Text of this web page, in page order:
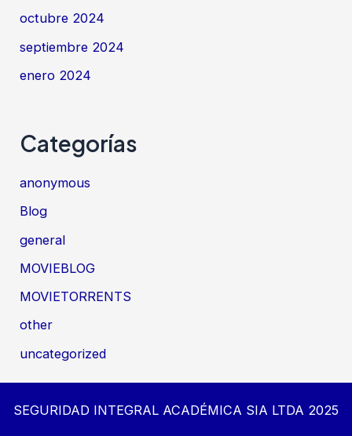
octubre 2024
septiembre 2024
enero 2024
Categorías
anonymous
Blog
general
MOVIEBLOG
MOVIETORRENTS
other
uncategorized
SEGURIDAD INTEGRAL ACADÉMICA SIA LTDA 2025